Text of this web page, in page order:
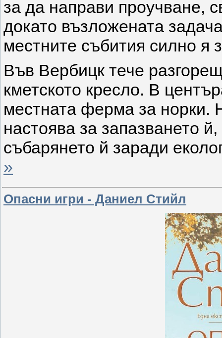
за да направи проучване,
докато възложената
местните събития силно я
Във Вербицк тече
кметското кресло. В
местната ферма за норки.
настоява за запазването
събарянето й заради
»
Опасни игри - Даниел Стийл